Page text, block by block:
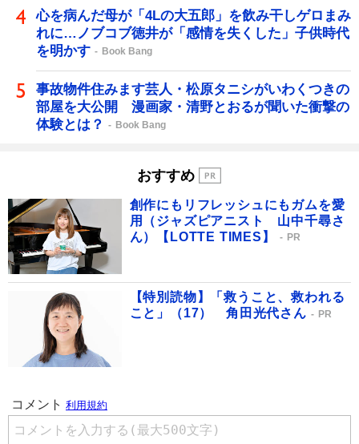
心を病んだ母が「4Lの大五郎」を飲み干しゲロまみ
れに…ノブコブ徳井が「感情を失くした」子供時代
を明かす
Book Bang
事故物件住みます芸人・松原タニシがいわくつきの
部屋を大公開 漫画家・清野とおるが聞いた衝撃の
体験とは？
Book Bang
おすすめ
創作にもリフレッシュにもガムを愛
用（ジャズピアニスト 山中千尋さ
ん）【LOTTE TIMES】
PR
【特別読物】「救うこと、救われる
こと」（17） 角田光代さん
PR